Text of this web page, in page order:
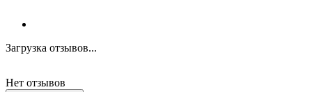
Загрузка отзывов...
Нет отзывов